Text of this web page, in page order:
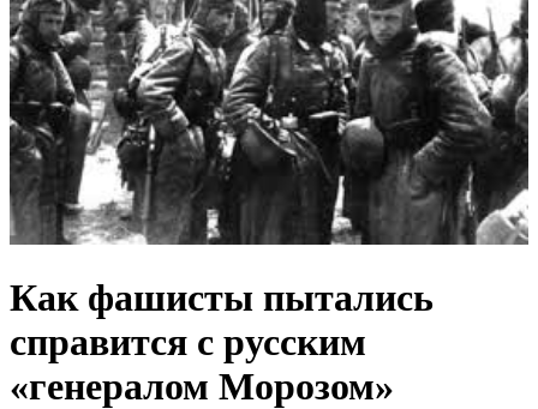
Как фашисты пытались
справится с русским
«генералом Морозом»